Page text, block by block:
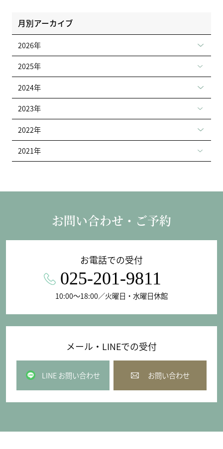
月別アーカイブ
2026年
2025年
2024年
2023年
2022年
2021年
お問い合わせ・ご予約
お電話での受付
025-201-9811
10:00〜18:00／火曜日・水曜日休館
メール・LINEでの受付
LINE お問い合わせ お問い合わせ